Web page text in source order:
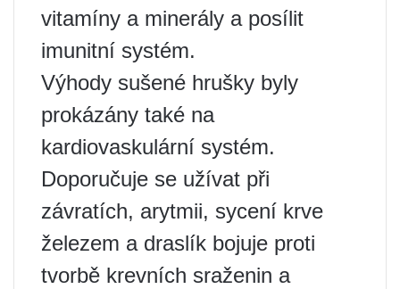
vitamíny a minerály a posílit
imunitní systém.
Výhody sušené hrušky byly
prokázány také na
kardiovaskulární systém.
Doporučuje se užívat při
závratích, arytmii, sycení krve
železem a draslík bojuje proti
tvorbě krevních sraženin a